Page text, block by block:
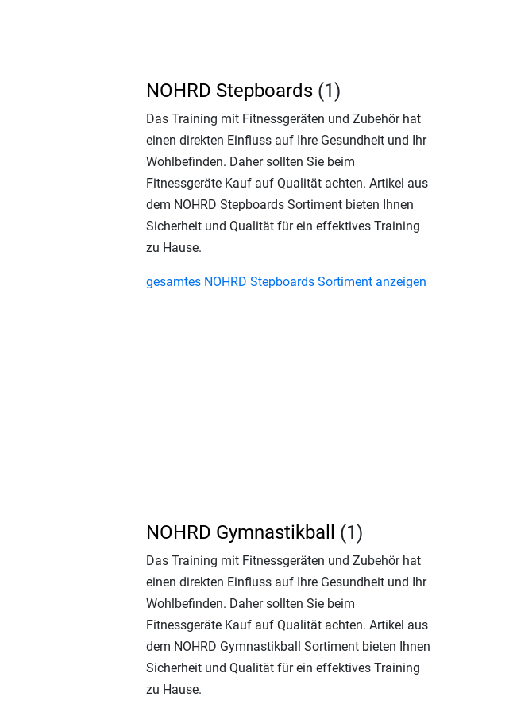
NOHRD Stepboards (1)
Das Training mit Fitnessgeräten und Zubehör hat
einen direkten Einfluss auf Ihre Gesundheit und Ihr
Wohlbefinden. Daher sollten Sie beim
Fitnessgeräte Kauf auf Qualität achten. Artikel aus
dem NOHRD Stepboards Sortiment bieten Ihnen
Sicherheit und Qualität für ein effektives Training
zu Hause.
gesamtes NOHRD Stepboards Sortiment anzeigen
NOHRD Gymnastikball (1)
Das Training mit Fitnessgeräten und Zubehör hat
einen direkten Einfluss auf Ihre Gesundheit und Ihr
Wohlbefinden. Daher sollten Sie beim
Fitnessgeräte Kauf auf Qualität achten. Artikel aus
dem NOHRD Gymnastikball Sortiment bieten Ihnen
Sicherheit und Qualität für ein effektives Training
zu Hause.